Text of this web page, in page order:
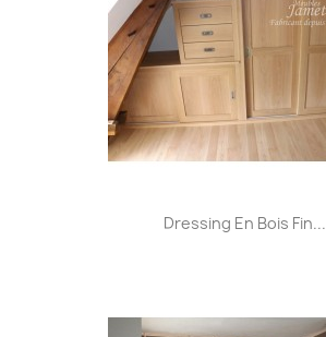
Dressing En Bois Fin...